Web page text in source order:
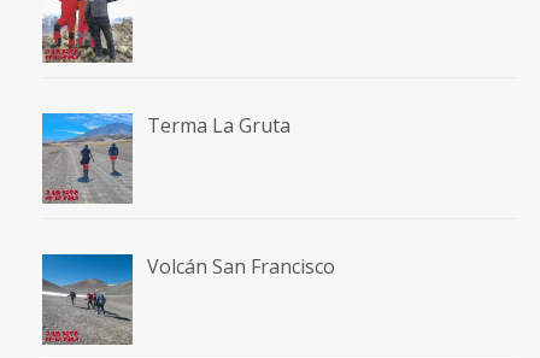
Terma La Gruta
Volcán San Francisco